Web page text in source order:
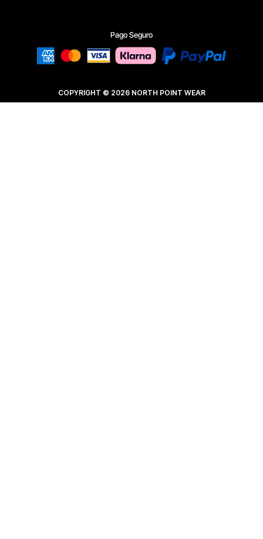
Pago Seguro
COPYRIGHT © 2026 NORTH POINT WEAR